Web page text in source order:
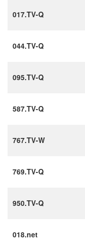
017.TV-Q
044.TV-Q
095.TV-Q
587.TV-Q
767.TV-W
769.TV-Q
950.TV-Q
018.net